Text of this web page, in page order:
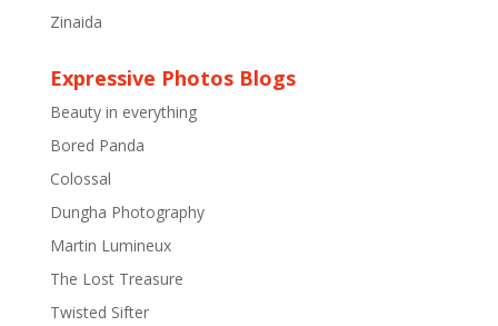
Zinaida
Expressive Photos Blogs
Beauty in everything
Bored Panda
Colossal
Dungha Photography
Martin Lumineux
The Lost Treasure
Twisted Sifter